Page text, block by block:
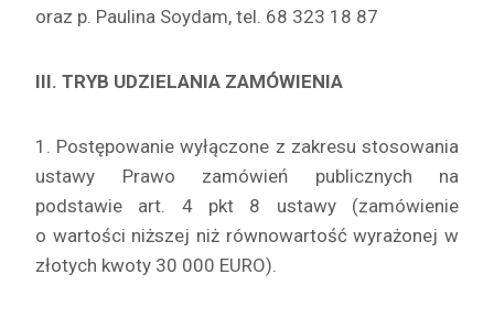
oraz p. Paulina Soydam, tel. 68 323 18 87
III. TRYB UDZIELANIA ZAMÓWIENIA
1. Postępowanie wyłączone z zakresu stosowania
ustawy Prawo zamówień publicznych na
podstawie art. 4 pkt 8 ustawy (zamówienie
o wartości niższej niż równowartość wyrażonej w
złotych kwoty 30 000 EURO).